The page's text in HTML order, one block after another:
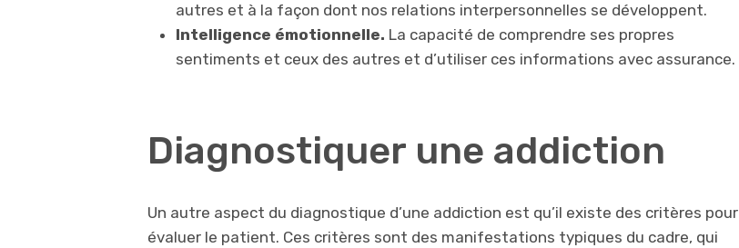
autres et à la façon dont nos relations interpersonnelles se développent.
Intelligence émotionnelle. La capacité de comprendre ses propres
sentiments et ceux des autres et d’utiliser ces informations avec assurance.
Diagnostiquer une addiction
Un autre aspect du diagnostique d’une addiction est qu’il existe des critères pour
évaluer le patient. Ces critères sont des manifestations typiques du cadre, qui